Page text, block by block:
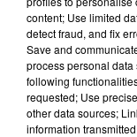
content; Use limited
detect fraud, and fix
Save and
process personal
following
requested; Use
other data sources;
information